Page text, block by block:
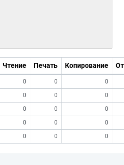
Чтение Печать Копирование
0 0
0
0 0 0
0 0
0
0 0
0
0 0 0